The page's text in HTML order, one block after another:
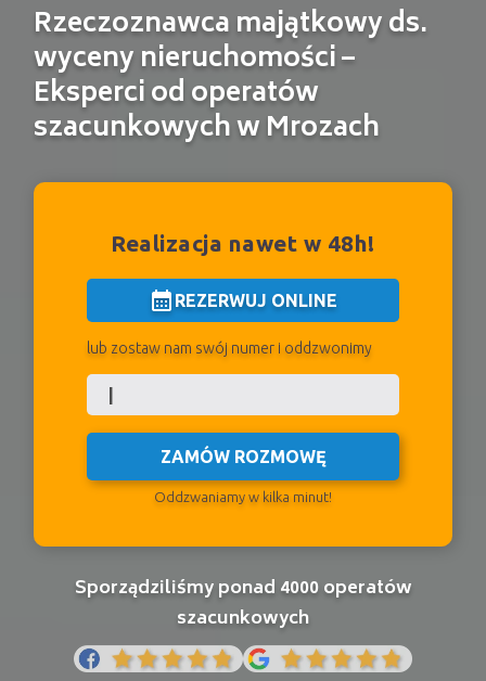
Rzeczoznawca majątkowy ds.
wyceny nieruchomości –
Eksperci od operatów
szacunkowych w Mrozach
Realizacja nawet w 48h!
calendar_monthREZERWUJ ONLINE
lub zostaw nam swój numer i oddzwonimy
ZAMÓW ROZMOWĘ
Oddzwaniamy w kilka minut!
Sporządziliśmy ponad 4000 operatów
szacunkowych